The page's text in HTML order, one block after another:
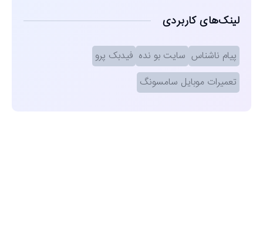
لینک‌های کاربردی
پیام ناشناس سایت بو نده فیدبک پرو
تعمیرات موبایل سامسونگ